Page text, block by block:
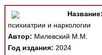
Название:
психиатрии и наркологии
Автор: Милевский М.М.
Год издания: 2024